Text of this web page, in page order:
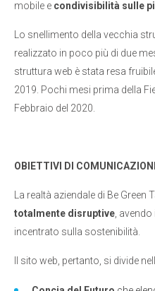
mobile e condivisibilità sulle
Lo snellimento della vecchia
realizzato in poco più di due
struttura web è stata resa
2019. Pochi mesi prima della
Febbraio del 2020.
OBIETTIVI DI
La realtà aziendale di Be Green
totalmente disruptive ,
incentrato sulla sostenibilità.
Il sito web, pertanto, si divide